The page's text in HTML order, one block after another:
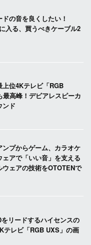
の音を良くしたい！
入る、買うべきケーブル2
上位4Kテレビ「RGB
最高峰！デビアレスピーカ
ンド
ンプからゲーム、カラオケ
ェアで「いい音」を支える
ウェアの技術をOTOTENで
リードするハイセンスの
テレビ「RGB UXS」の画